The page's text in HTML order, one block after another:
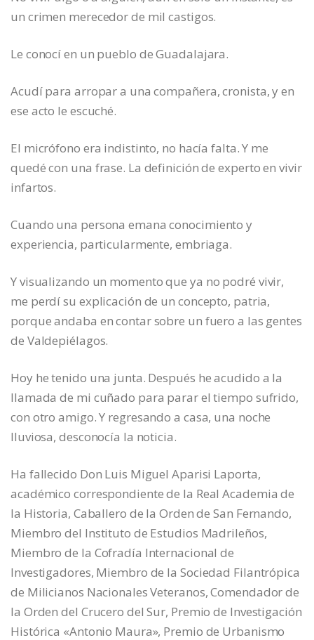
un crimen merecedor de mil castigos.
Le conocí en un pueblo de Guadalajara.
Acudí para arropar a una compañera, cronista, y en
ese acto le escuché.
El micrófono era indistinto, no hacía falta. Y me
quedé con una frase. La definición de experto en vivir
infartos.
Cuando una persona emana conocimiento y
experiencia, particularmente, embriaga.
Y visualizando un momento que ya no podré vivir,
me perdí su explicación de un concepto, patria,
porque andaba en contar sobre un fuero a las gentes
de Valdepiélagos.
Hoy he tenido una junta. Después he acudido a la
llamada de mi cuñado para parar el tiempo sufrido,
con otro amigo. Y regresando a casa, una noche
lluviosa, desconocía la noticia.
Ha fallecido Don Luis Miguel Aparisi Laporta,
académico correspondiente de la Real Academia de
la Historia, Caballero de la Orden de San Fernando,
Miembro del Instituto de Estudios Madrileños,
Miembro de la Cofradía Internacional de
Investigadores, Miembro de la Sociedad Filantrópica
de Milicianos Nacionales Veteranos, Comendador de
la Orden del Crucero del Sur, Premio de Investigación
Histórica «Antonio Maura», Premio de Urbanismo